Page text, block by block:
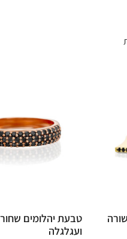
טבעת יהלומים
ועגלגלה